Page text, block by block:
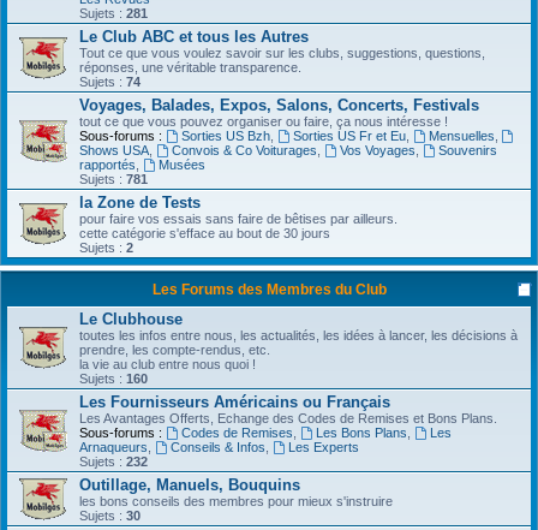
Sujets : 281
Le Club ABC et tous les Autres
Tout ce que vous voulez savoir sur les clubs, suggestions, questions,
réponses, une véritable transparence.
Sujets : 74
Voyages, Balades, Expos, Salons, Concerts, Festivals
tout ce que vous pouvez organiser ou faire, ça nous intéresse !
Sous-forums :
Sorties US Bzh, Sorties US Fr et Eu, Mensuelles
Shows USA
Convois & Co Voiturages Vos Voyages
Souvenirs
rapportés
Musées
Sujets : 781
la Zone de Tests
pour faire vos essais sans faire de bêtises par ailleurs.
cette catégorie s'efface au bout de 30 jours
Sujets : 2
Les Forums des Membres du Club
Le Clubhouse
toutes les infos entre nous, les actualités, les idées à lancer, les décisions à
prendre, les compte-rendus, etc.
la vie au club entre nous quoi !
Sujets : 160
Les Fournisseurs Américains ou Français
Les Avantages Offerts, Echange des Codes de Remises et Bons Plans.
Sous-forums :
Codes de Remises Les Bons Plans
Les
Arnaqueurs
Conseils & Infos
Les Experts
Sujets : 232
Outillage, Manuels, Bouquins
les bons conseils des membres pour mieux s'instruire
Sujets : 30